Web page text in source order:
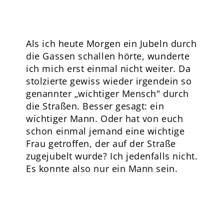
Als ich heute Morgen ein Jubeln durch
die Gassen schallen hörte, wunderte
ich mich erst einmal nicht weiter. Da
stolzierte gewiss wieder irgendein so
genannter „wichtiger Mensch" durch
die Straßen. Besser gesagt: ein
wichtiger Mann. Oder hat von euch
schon einmal jemand eine wichtige
Frau getroffen, der auf der Straße
zugejubelt wurde? Ich jedenfalls nicht.
Es konnte also nur ein Mann sein.